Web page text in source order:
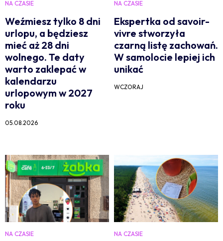
NA CZASIE
Weźmiesz tylko 8 dni
urlopu, a będziesz
mieć aż 28 dni
wolnego. Te daty
warto zaklepać w
kalendarzu
urlopowym w 2027
roku
05.08.2026
NA CZASIE
Ekspertka od savoir-
vivre stworzyła
czarną listę zachowań.
W samolocie lepiej ich
unikać
WCZORAJ
NA CZASIE NA CZASIE